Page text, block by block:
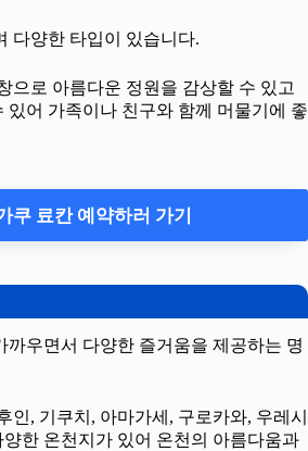
다양한 타입이 있습니다.
으로 아름다운 정원을 감상할 수 있고
있어 가족이나 친구와 함께 머물기에 좋
쿠 료칸 예약하러 가기
까우면서 다양한 즐거움을 제공하는 명
인, 기쿠치, 아마가세, 구로카와, 우레시
한 온천지가 있어 온천의 아름다움과